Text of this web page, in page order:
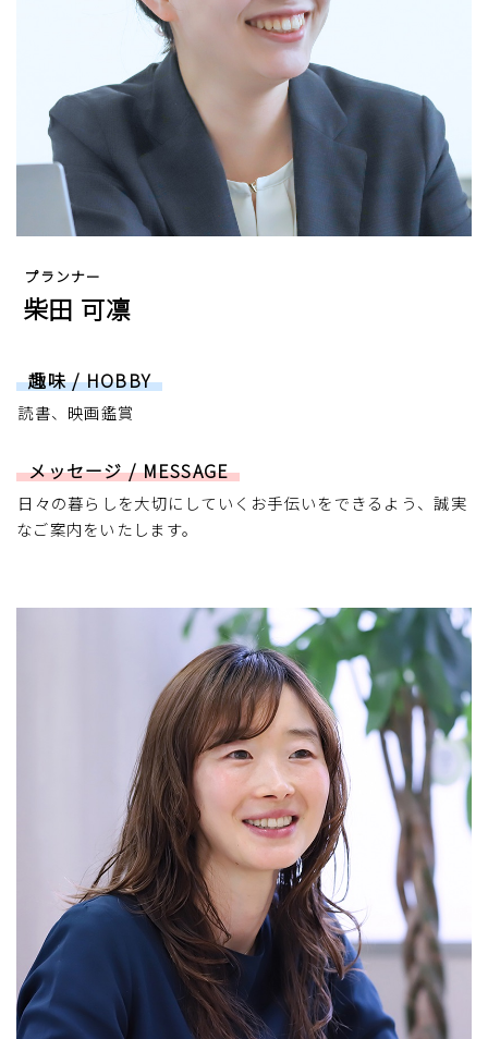
プランナー
柴田 可凛
趣味 / HOBBY
読書、映画鑑賞
メッセージ / MESSAGE
日々の暮らしを大切にしていくお手伝いをできるよう、誠実
なご案内をいたします。